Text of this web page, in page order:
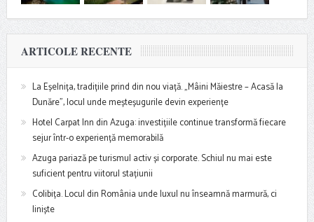
ARTICOLE RECENTE
La Eșelnița, tradițiile prind din nou viață. „Mâini Măiestre – Acasă la
Dunăre”, locul unde meșteșugurile devin experiențe
Hotel Carpat Inn din Azuga: investițiile continue transformă fiecare
sejur într-o experiență memorabilă
Azuga pariază pe turismul activ și corporate. Schiul nu mai este
suficient pentru viitorul stațiunii
Colibița. Locul din România unde luxul nu înseamnă marmură, ci
liniște